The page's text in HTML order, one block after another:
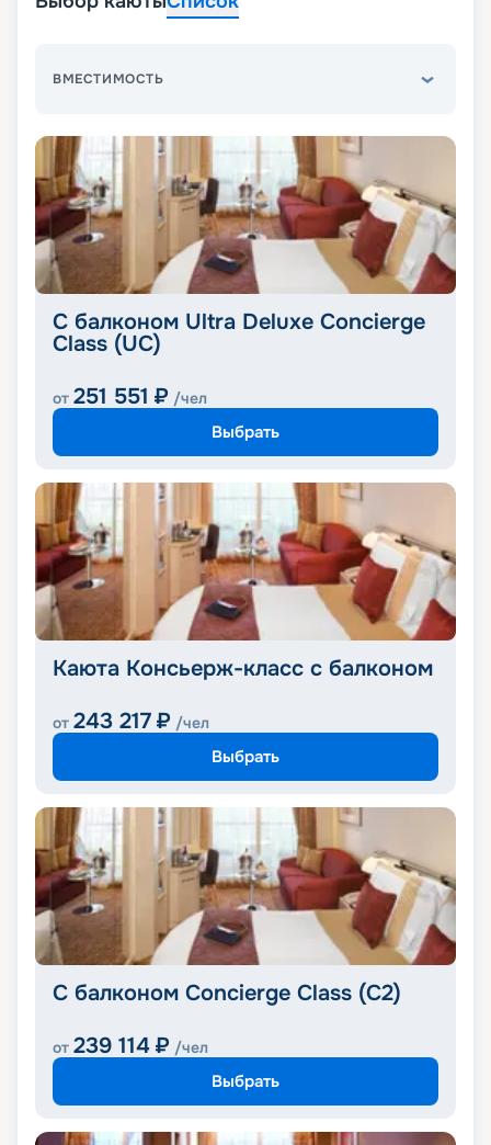
ВМЕСТИМОСТЬ
С балконом Ultra Deluxe Concierge
Class (UC)
от 251 551 ₽ /чел
Выбрать
Каюта Консьерж-класс с балконом
от 243 217 ₽ /чел
Выбрать
С балконом Concierge Class (C2)
от 239 114 ₽ /чел
Выбрать